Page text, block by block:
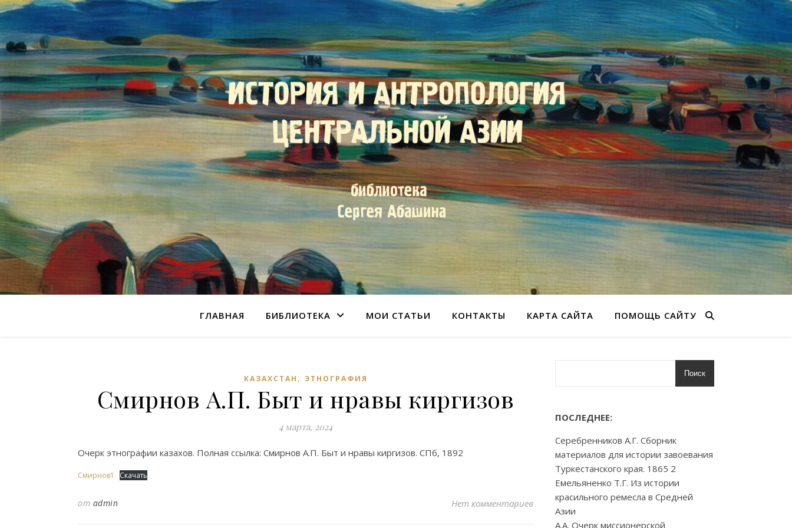
ГЛАВНАЯ БИБЛИОТЕКА МОИ СТАТЬИ КОНТАКТЫ КАРТА САЙТА ПОМОЩЬ САЙТУ
КАЗАХСТАН , ЭТНОГРАФИЯ
Смирнов А.П. Быт и нравы киргизов
4 марта, 2024
Очерк этнографии казахов. Полная ссылка: Смирнов А.П. Быт и нравы киргизов. СПб, 1892
Смирнов1 Скачать
от admin Нет комментариев
Поиск
ПОСЛЕДНЕЕ:
Серебренников А.Г. Сборник
материалов для истории завоевания
Туркестанского края. 1865 2
Емельяненко Т.Г. Из истории
красильного ремесла в Средней
Азии
А.А. Очерк миссионерской